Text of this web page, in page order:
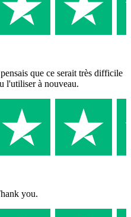
que ce serait très difficile
l'utiliser à nouveau.
you.